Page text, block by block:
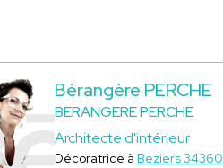
Bérangère PERCHE
BERANGERE PERCHE
Architecte d'intérieur
Décoratrice à Beziers 34360